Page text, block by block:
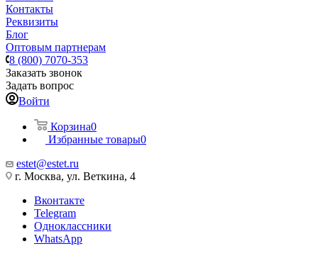
Контакты
Реквизиты
Блог
Оптовым партнерам
8 (800) 7070-353
Заказать звонок
Задать вопрос
Войти
Корзина0
Избранные товары0
estet@estet.ru
г. Москва, ул. Веткина, 4
Вконтакте
Telegram
Одноклассники
WhatsApp